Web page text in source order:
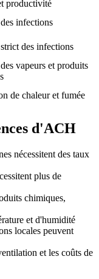
productivité
infections
des infections
vapeurs et produits
de chaleur et fumée
d'ACH
nécessitent des taux
plus de
chimiques,
et d'humidité
locales peuvent
et les coûts de